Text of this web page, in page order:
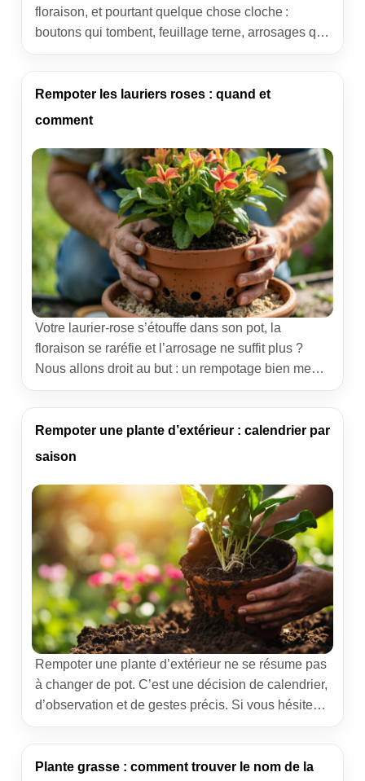
floraison, et pourtant quelque chose cloche :
boutons qui tombent, feuillage terne, arrosages qui
rempotage du camélia à planifier sans tarder. Voici
notre méthode claire, pensée pour durer, qui
Rempoter les lauriers roses : quand et
comment
Votre laurier-rose s’étouffe dans son pot, la
floraison se raréfie et l’arrosage ne suffit plus ?
Nous allons droit au but : un rempotage bien mené,
méthode éprouvée sur le terrain, pensée pour
limiter le stress et sécuriser la reprise. Repères […]
Rempoter une plante d’extérieur : calendrier par
saison
Rempoter une plante d’extérieur ne se résume pas
à changer de pot. C’est une décision de calendrier,
d’observation et de gestes précis. Si vous hésitez
reprise et valoriser durablement votre végétal.
Plante grasse : comment trouver le nom de la